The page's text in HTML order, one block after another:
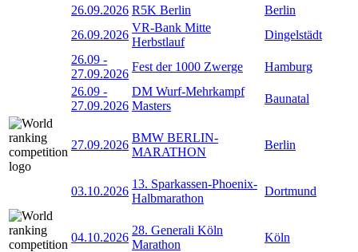
26.09.2026 R5K Berlin
Berlin
26.09.2026
VR-Bank Mitte
Herbstlauf
Dingelstädt
26.09 -
27.09.2026
Fest der 1000 Zwerge
Hamburg
26.09 -
27.09.2026
DM Wurf-Mehrkampf
Masters
Baunatal
27.09.2026
BMW BERLIN-
MARATHON
Berlin
03.10.2026
13. Sparkassen-Phoenix-
Halbmarathon
Dortmund
04.10.2026
28. Generali Köln
Marathon
Köln